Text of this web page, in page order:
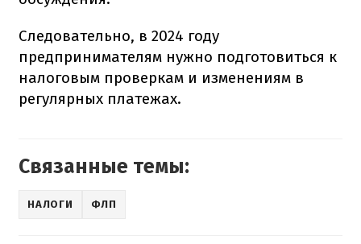
Следовательно, в 2024 году
предпринимателям нужно подготовиться к
налоговым проверкам и изменениям в
регулярных платежах.
Связанные темы:
НАЛОГИ ФЛП